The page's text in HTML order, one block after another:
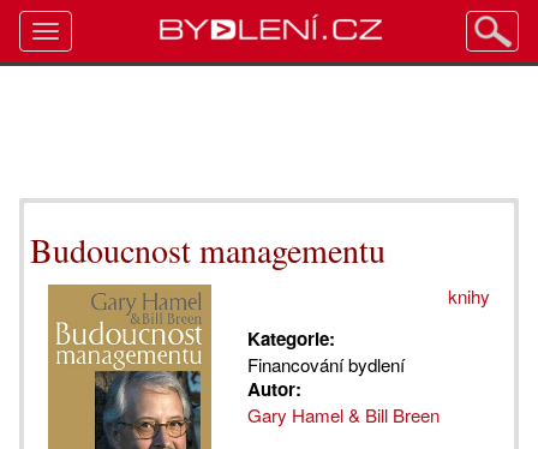
Budoucnost managementu
knihy
Kategorie:
Financování bydlení
Autor:
Gary Hamel & Bill Breen
Toggle
navigation